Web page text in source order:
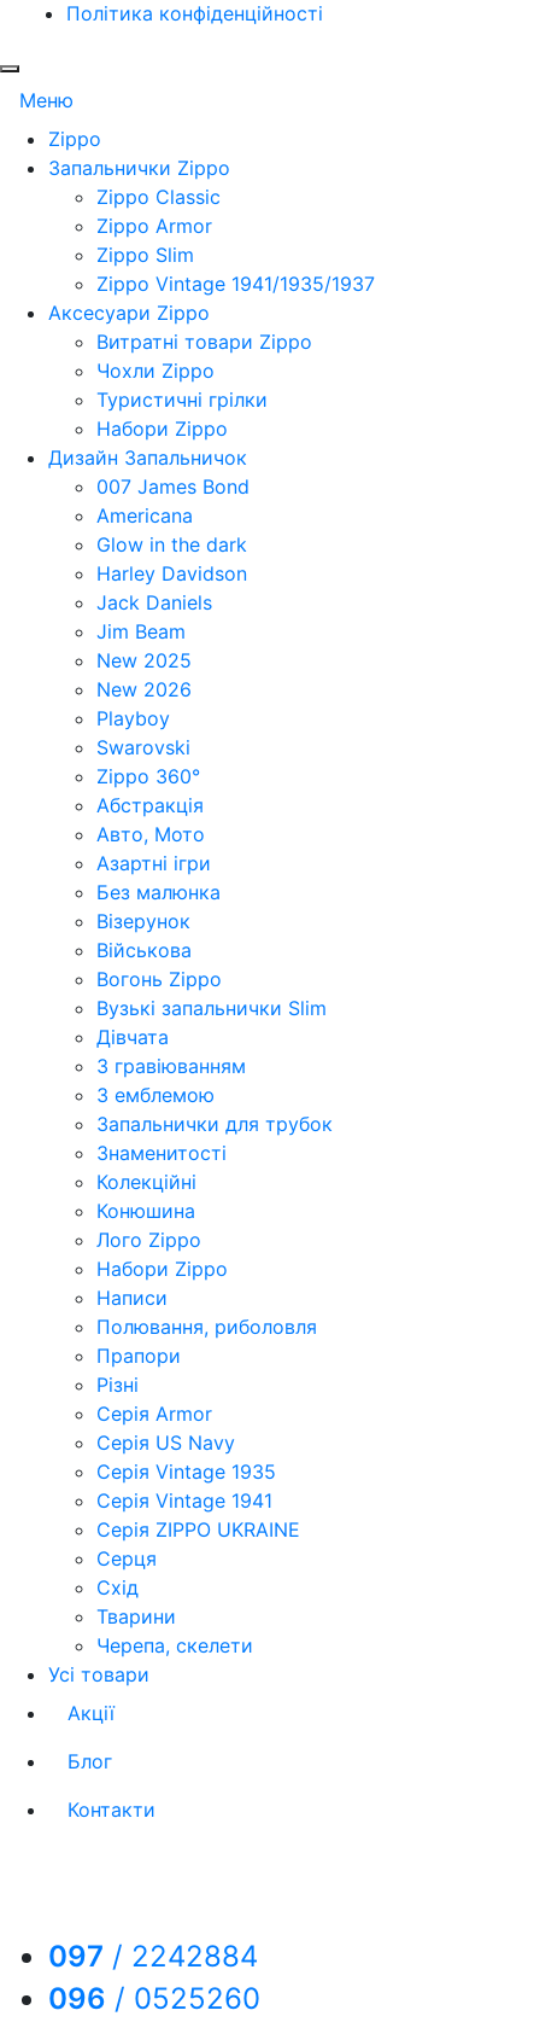
Політика конфіденційності
Меню
Zippo
Запальнички Zippo
Zippo Classic
Zippo Armor
Zippo Slim
Zippo Vintage 1941/1935/1937
Аксесуари Zippo
Витратні товари Zippo
Чохли Zippo
Туристичні грілки
Набори Zippo
Дизайн Запальничок
007 James Bond
Americana
Glow in the dark
Harley Davidson
Jack Daniels
Jim Beam
New 2025
New 2026
Playboy
Swarovski
Zippo 360°
Абстракція
Авто, Мото
Азартні ігри
Без малюнка
Візерунок
Військова
Вогонь Zippo
Вузькі запальнички Slim
Дівчата
З гравіюванням
З емблемою
Запальнички для трубок
Знаменитості
Колекційні
Конюшина
Лого Zippo
Набори Zippo
Написи
Полювання, риболовля
Прапори
Різні
Серія Armor
Серія US Navy
Серія Vintage 1935
Серія Vintage 1941
Серія ZIPPO UKRAINE
Серця
Схід
Тварини
Черепа, скелети
Усі товари
Акції
Блог
Контакти
097 / 2242884
096 / 0525260